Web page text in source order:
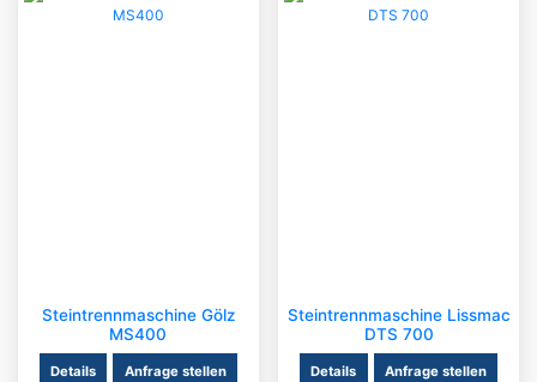
Steintrennmaschine Gölz
MS400
Details Anfrage stellen
Steintrennmaschine Lissmac
DTS 700
Details Anfrage stellen